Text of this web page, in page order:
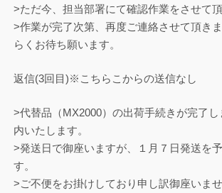
>ただ今、担当部署にて確認作業をさせて頂
>作業が完了次第、再度ご連絡させて頂き
らくお待ち願います。
返信(3回目)※こちらこからの送信なし
>代替品（MX2000）の出荷手続きが完了
内いたします。
>発送日で御座いますが、１月７日発送を
す。
>ご不便をお掛けしており申し訳御座いま